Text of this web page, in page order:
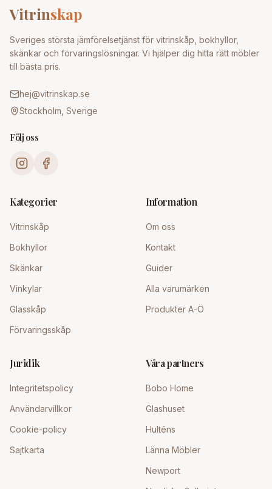
Vitrinskap
Sveriges största jämförelsetjänst för vitrinskåp, bokhyllor,
skänkar och förvaringslösningar. Vi hjälper dig hitta rätt möbler
till bästa pris.
hej@vitrinskap.se
Stockholm, Sverige
Följ oss
Kategorier
Vitrinskåp
Bokhyllor
Skänkar
Vinkylar
Glasskåp
Förvaringsskåp
Information
Om oss
Kontakt
Guider
Alla varumärken
Produkter A-Ö
Juridik
Integritetspolicy
Användarvillkor
Cookie-policy
Sajtkarta
Våra partners
Bobo Home
Glashuset
Hulténs
Länna Möbler
Newport